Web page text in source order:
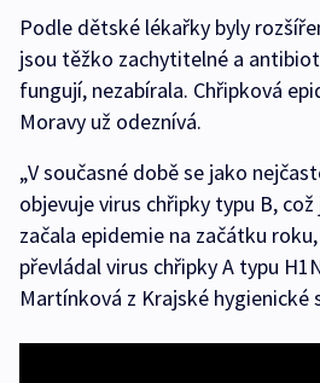
Podle dětské lékařky byly
jsou těžko zachytitelné a
fungují, nezabírala. Chřipková
Moravy už odeznívá.
„V současné době se jako
objevuje virus chřipky typu B,
začala epidemie na začátku
převládal virus chřipky A typu
Martínková z Krajské hygienické